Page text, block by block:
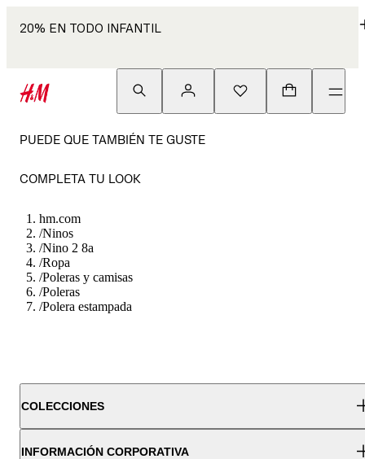
20% EN TODO INFANTIL
PUEDE QUE TAMBIÉN TE GUSTE
COMPLETA TU LOOK
hm.com
/Ninos
/Nino 2 8a
/Ropa
/Poleras y camisas
/Poleras
/Polera estampada
COLECCIONES
INFORMACIÓN CORPORATIVA